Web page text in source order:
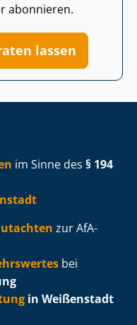
abonnieren.
lassen
im Sinne des § 194
zur AfA-
bei
in Weißenstadt